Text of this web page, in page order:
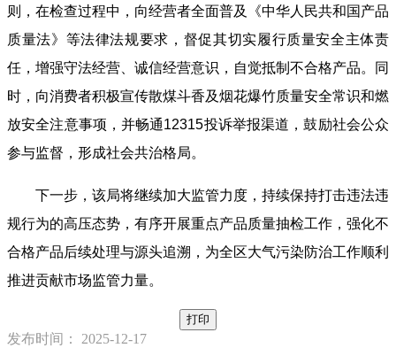
则，在检查过程中，向经营者全面普及《中华人民共和国产品
质量法》等法律法规要求，督促其切实履行质量安全主体责
任，增强守法经营、诚信经营意识，自觉抵制不合格产品。同
时，向消费者积极宣传散煤斗香及烟花爆竹质量安全常识和燃
放安全注意事项，并畅通12315投诉举报渠道，鼓励社会公众
参与监督，形成社会共治格局。
下一步，该局将继续加大监管力度，持续保持打击违法违
规行为的高压态势，有序开展重点产品质量抽检工作，强化不
合格产品后续处理与源头追溯，为全区大气污染防治工作顺利
推进贡献市场监管力量。
打印
发布时间： 2025-12-17